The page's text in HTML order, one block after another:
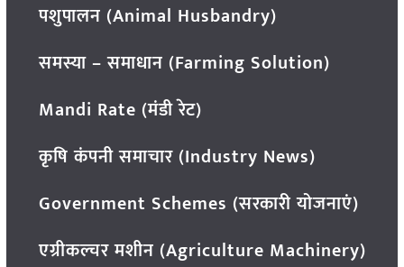
पशुपालन (Animal Husbandry)
समस्या – समाधान (Farming Solution)
Mandi Rate (मंडी रेट)
कृषि कंपनी समाचार (Industry News)
Government Schemes (सरकारी योजनाएं)
एग्रीकल्चर मशीन (Agriculture Machinery)